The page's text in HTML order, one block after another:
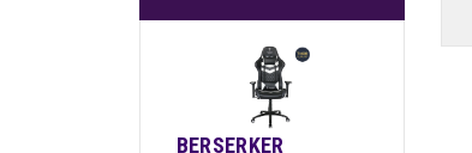
BERSERKER